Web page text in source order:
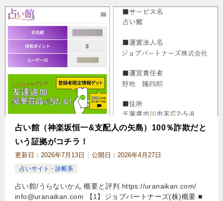
占い館（神楽坂恒一&支配人の矢島）100％詐欺だと
いう証拠がコチラ！
更新日： 2026年7月13日 公開日： 2026年4月27日
占いサイト・診断系
占い館/うらないかん 概要と評判 https://uranaikan.com/
info@uranaikan.com 【1】ジョブパートナーズ(株)概要 ■